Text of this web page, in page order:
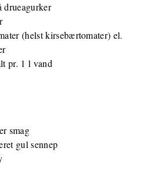
drueagurker
(helst kirsebærtomater) el.
pr. 1 l vand
smag
gul sennep